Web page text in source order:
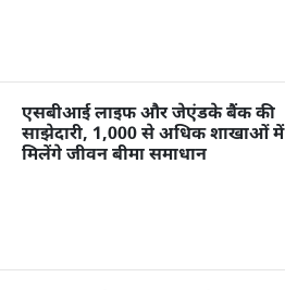
एसबीआई लाइफ और जेएंडके बैंक की
साझेदारी, 1,000 से अधिक शाखाओं में
मिलेंगे जीवन बीमा समाधान